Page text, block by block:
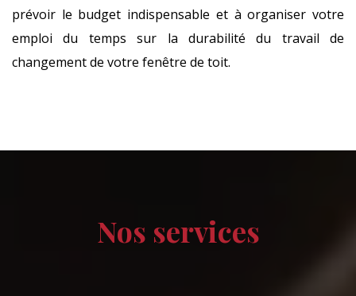
prévoir le budget indispensable et à organiser votre
emploi du temps sur la durabilité du travail de
changement de votre fenêtre de toit.
Nos services